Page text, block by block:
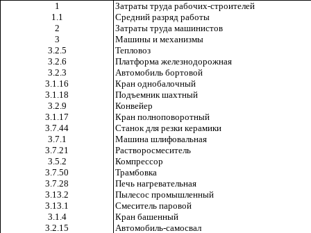
1
Затраты труда рабочих-строителей
1.1
Средний разряд работы
2
Затраты труда машинистов
3
Машины и механизмы
3.2.5
Тепловоз
3.2.6
Платформа железнодорожная
3.2.3
Автомобиль бортовой
3.1.16
Кран однобалочный
3.1.18
Подъемник шахтный
3.2.9
Конвейер
3.1.17
Кран полноповоротный
3.7.44
Станок для резки керамики
3.7.1
Машина шлифовальная
3.7.21
Растворосмеситель
3.5.2
Компрессор
3.7.50
Трамбовка
3.7.28
Печь нагревательная
3.13.2
Пылесос промышленный
3.13.1
Смеситель паровой
3.1.4
Кран башенный
3.2.15
Автомобиль-самосвал